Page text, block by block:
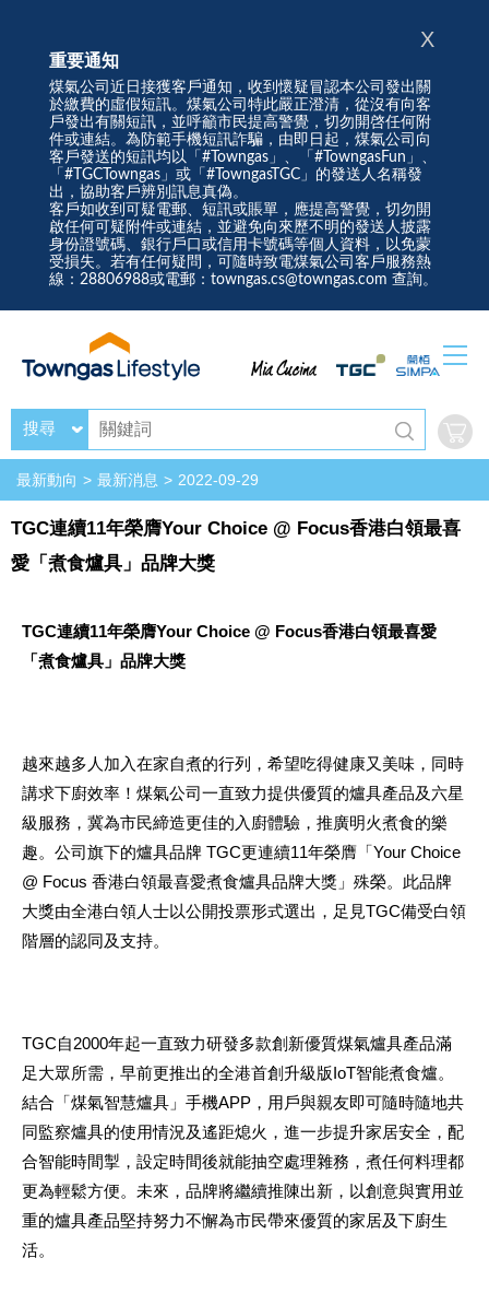
重要通知
煤氣公司近日接獲客戶通知，收到懷疑冒認本公司發出關
於繳費的虛假短訊。煤氣公司特此嚴正澄清，從沒有向客
戶發出有關短訊，並呼籲市民提高警覺，切勿開啓任何附
件或連結。為防範手機短訊詐騙，由即日起，煤氣公司向
客戶發送的短訊均以「#Towngas」、「#TowngasFun」、
「#TGCTowngas」或「#TowngasTGC」的發送人名稱發
出，協助客戶辨別訊息真偽。
客戶如收到可疑電郵、短訊或賬單，應提高警覺，切勿開
啟任何可疑附件或連結，並避免向來歷不明的發送人披露
身份證號碼、銀行戶口或信用卡號碼等個人資料，以免蒙
受損失。若有任何疑問，可隨時致電煤氣公司客戶服務熱
線：28806988或電郵：towngas.cs@towngas.com 查詢。
X
搜尋
最新動向 最新消息 2022-09-29
TGC連續11年榮膺Your Choice @ Focus香港白領最喜
愛「煮食爐具」品牌大獎
TGC連續11年榮膺Your Choice @ Focus香港白領最喜愛
「煮食爐具」品牌大獎
越來越多人加入在家自煮的行列，希望吃得健康又美味，同時
講求下廚效率！煤氣公司一直致力提供優質的爐具產品及六星
級服務，冀為市民締造更佳的入廚體驗，推廣明火煮食的樂
趣。公司旗下的爐具品牌 TGC更連續11年榮膺「Your Choice
@ Focus 香港白領最喜愛煮食爐具品牌大獎」殊榮。此品牌
大獎由全港白領人士以公開投票形式選出，足見TGC備受白領
階層的認同及支持。
TGC自2000年起一直致力研發多款創新優質煤氣爐具產品滿
足大眾所需，早前更推出的全港首創升級版IoT智能煮食爐。
結合「煤氣智慧爐具」手機APP，用戶與親友即可隨時隨地共
同監察爐具的使用情況及遙距熄火，進一步提升家居安全，配
合智能時間掣，設定時間後就能抽空處理雜務，煮任何料理都
更為輕鬆方便。未來，品牌將繼續推陳出新，以創意與實用並
重的爐具產品堅持努力不懈為市民帶來優質的家居及下廚生
活。